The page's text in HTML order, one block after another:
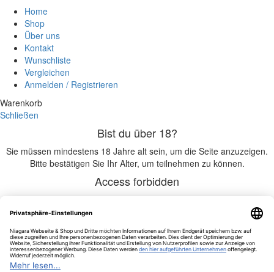
Home
Shop
Über uns
Kontakt
Wunschliste
Vergleichen
Anmelden / Registrieren
Warenkorb
Schließen
Bist du über 18?
Sie müssen mindestens 18 Jahre alt sein, um die Seite anzuzeigen.
Bitte bestätigen Sie Ihr Alter, um teilnehmen zu können.
Access forbidden
Aultmore Malt Whisky 18 years 46% – 0,70 l